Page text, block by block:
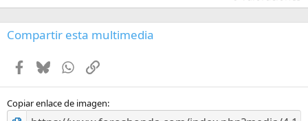
0
0
l
Compartir esta multimedia
Facebook
BlueskyWhatsApp
Enlace
Copiar enlace de imagen